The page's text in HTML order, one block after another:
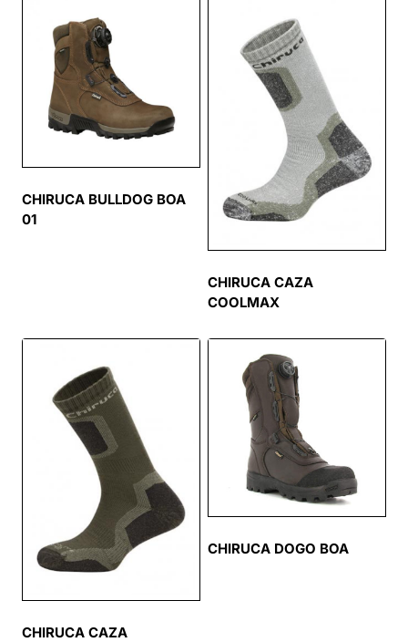
CHIRUCA BULLDOG BOA
01
CHIRUCA CAZA
COOLMAX
CHIRUCA CAZA
CHIRUCA DOGO BOA